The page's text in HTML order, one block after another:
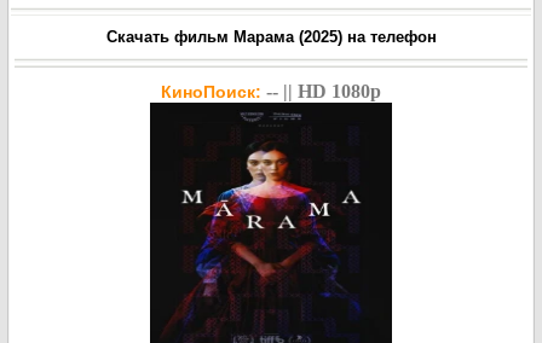
Скачать фильм Марама (2025) на телефон
КиноПоиск: -- || HD 1080p